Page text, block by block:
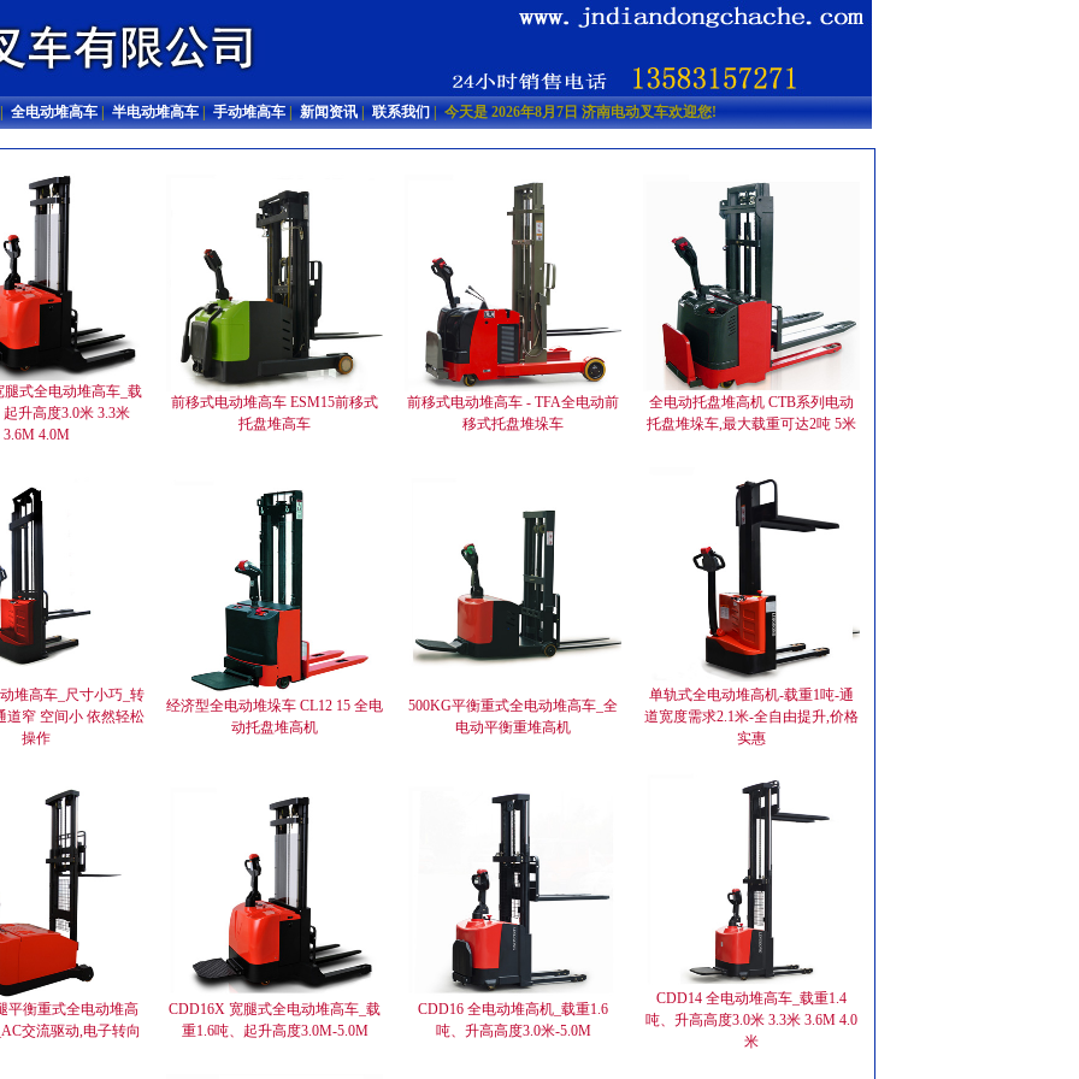
全电动堆高车 半电动堆高车 手动堆高车 新闻资讯 联系我们 | 今天是 2026年8月7日 济南电动叉车欢迎您!
腿式全电动堆高车_载
升高度3.0米 3.3米
3.6M 4.0M
前移式电动堆高车 ESM15前移式
托盘堆高车
前移式电动堆高车 - TFA全电动前
移式托盘堆垛车
全电动托盘堆高机 CTB系列电动
托盘堆垛车,最大载重可达2吨 5米
堆高车_尺寸小巧_转
道窄 空间小 依然轻松
操作
经济型全电动堆垛车 CL12 15 全电
动托盘堆高机
500KG平衡重式全电动堆高车_全
电动平衡重堆高机
单轨式全电动堆高机-载重1吨-通
道宽度需求2.1米-全自由提升,价格
实惠
平衡重式全电动堆高
交流驱动,电子转向
CDD16X 宽腿式全电动堆高车_载
重1.6吨、起升高度3.0M-5.0M
CDD16 全电动堆高机_载重1.6
吨、升高高度3.0米-5.0M
CDD14 全电动堆高车_载重1.4
吨、升高高度3.0米 3.3米 3.6M 4.0
米